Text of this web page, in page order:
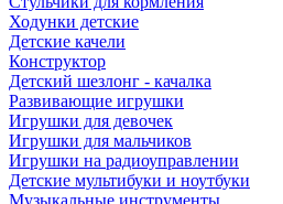
Ходунки детские
Детские качели
Конструктор
Детский шезлонг - качалка
Развивающие игрушки
Игрушки для девочек
Игрушки для мальчиков
Игрушки на радиоуправлении
Детские мультибуки и ноутбуки
Музыкальные инструменты